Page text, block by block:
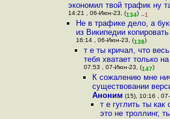
экономил твой трафик ну
14:21 , 06-Июн-23, (134) –1
Не в трафике дело, а
из Википедии
16:14 , 06-Июн-23, (138)
т е ты кричал, что
тебя хватает только
07:53 , 07-Июн-23, (147)
К сожалению мне
существовании
Аноним (15), 10:16 ,
т е гуглить ты
это не троллинг,